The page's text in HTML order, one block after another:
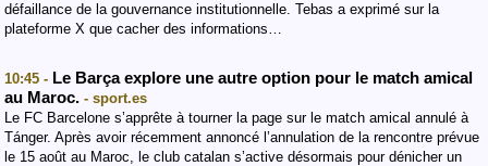
défaillance de la gouvernance institutionnelle. Tebas a exprimé sur la
plateforme X que cacher des informations…
10:45 - Le Barça explore une autre option pour le match amical
au Maroc. - sport.es
Le FC Barcelone s’apprête à tourner la page sur le match amical annulé à
Tánger. Après avoir récemment annoncé l’annulation de la rencontre prévue
le 15 août au Maroc, le club catalan s’active désormais pour dénicher un